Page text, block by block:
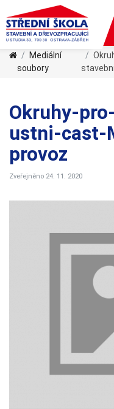
Mediální
soubory
Okruhy-
ustni-cast-
provoz
Zveřejněno 24. 11. 2020